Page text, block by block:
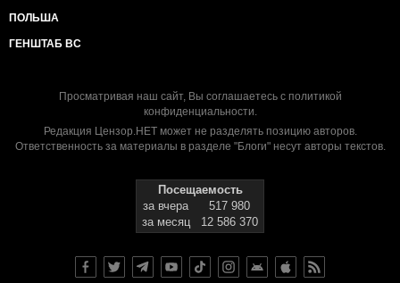
ПОЛЬША
ГЕНШТАБ ВС
Просматривая наш сайт, Вы соглашаетесь с политикой
конфиденциальности.
Редакция Цензор.НЕТ может не разделять позицию авторов.
Ответственность за материалы в разделе "Блоги" несут авторы текстов.
Посещаемость
за вчера
517 980
за месяц
12 586 370